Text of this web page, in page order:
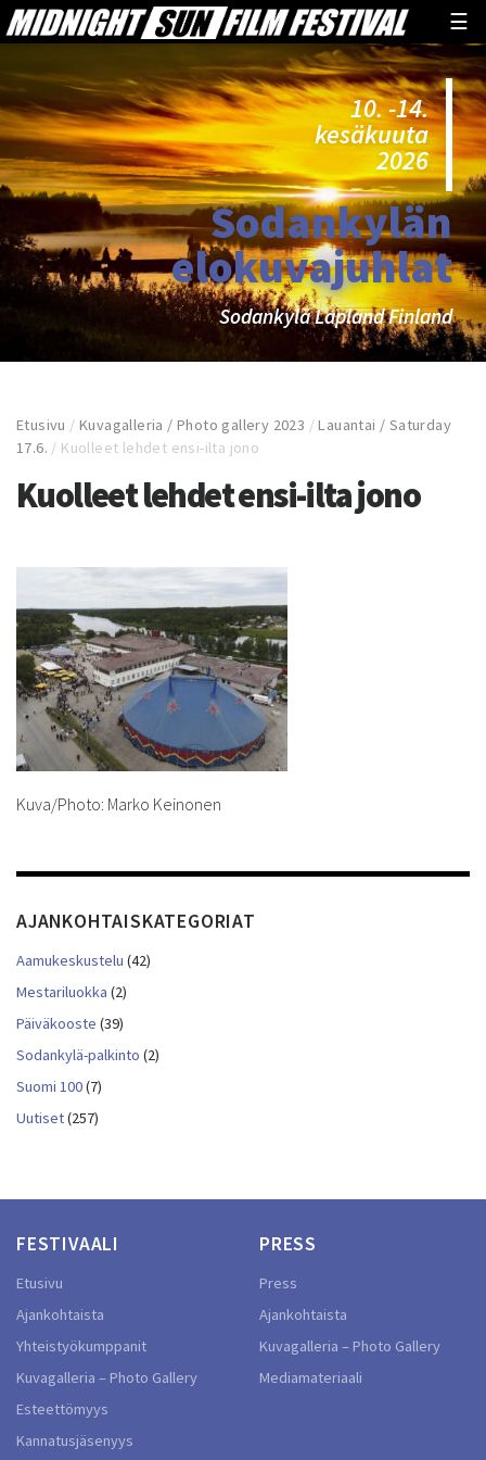
☰
10. -14.
kesäkuuta
2026
Sodankylän
elokuvajuhlat
Sodankylä Lapland Finland
Etusivu /Kuvagalleria / Photo gallery 2023 /Lauantai / Saturday
17.6. / Kuolleet lehdet ensi-ilta jono
Kuolleet lehdet ensi-ilta jono
Kuva/Photo: Marko Keinonen
AJANKOHTAISKATEGORIAT
Aamukeskustelu (42)
Mestariluokka (2)
Päiväkooste (39)
Sodankylä-palkinto (2)
Suomi 100(7)
Uutiset(257)
FESTIVAALI
Etusivu
Ajankohtaista
Yhteistyökumppanit
Kuvagalleria – Photo Gallery
Esteettömyys
Kannatusjäsenyys
PRESS
Press
Ajankohtaista
Kuvagalleria – Photo Gallery
Mediamateriaali